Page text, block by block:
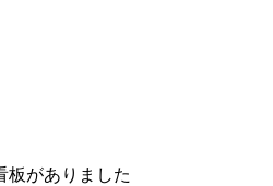
板がありました